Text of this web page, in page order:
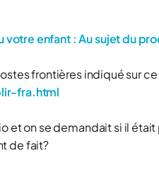
enfant : Au sujet du
frontières indiqué sur ce
fra.html
et on se demandait si il
de fait?